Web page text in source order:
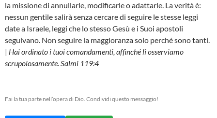
la missione di annullarle, modificarle o adattarle. La verità è:
nessun gentile salirà senza cercare di seguire le stesse leggi
date a Israele, leggi che lo stesso Gesù e i Suoi apostoli
seguivano. Non seguire la maggioranza solo perché sono tanti.
| Hai ordinato i tuoi comandamenti, affinché li osserviamo
scrupolosamente. Salmi 119:4
Fai la tua parte nell’opera di Dio. Condividi questo messaggio!